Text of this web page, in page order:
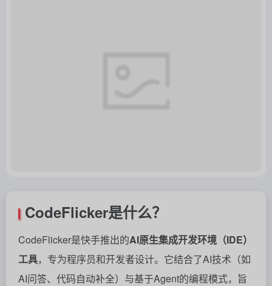
CodeFlicker是什么？
CodeFlicker是快手推出的AI原生集成开发环境（IDE）
工具，专为程序员和开发者设计。它结合了AI技术（如
AI问答、代码自动补全）与基于Agent的编程模式，旨